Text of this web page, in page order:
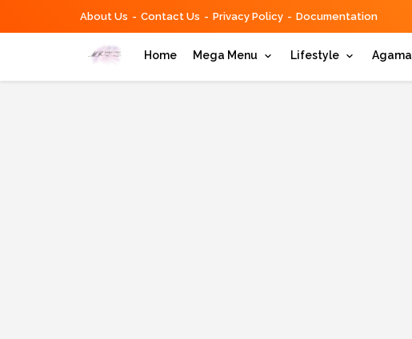
About Us Contact Us Privacy Policy Documentation
Home Mega Menu Lifestyle Agama